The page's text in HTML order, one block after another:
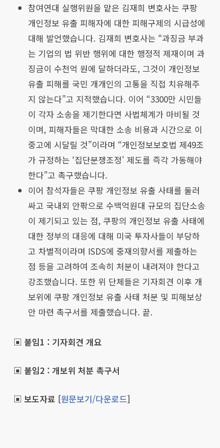
참여연대 실행위원을 맡은 김재희 변호사는 쿠팡
개인정보 유출 피해자에 대한 피해구제의 시급성에
대해 발언했습니다. 김재희 변호사는 “과징금 부과
는 기업의 법 위반 행위에 대한 행정적 제재이며 과
징금이 수천억 원에 달하더라도, 그것이 개인정보
유출 피해를 국민 개개인의 고통을 직접 치유해주
지 않는다”고 지적했습니다. 이어 “3300만 시민들
이 각자 소송을 제기한다면 사법체계가 마비될 것
이며, 피해자들은 막대한 소송 비용과 시간으로 이
중고에 시달릴 것”이라며 “개인정보보호법 제49조
가 규정하는 ‘집단분쟁조정’ 제도를 즉각 가동해야
한다”고 촉구했습니다.
이어 참석자들은 쿠팡 개인정보 유출 사태를 둘러
싸고 국내외 안팎으로 수백억원대 규모의 집단소송
이 제기되고 있는 점, 쿠팡의 개인정보 유출 사태에
대한 정부의 대응에 대해 미국 투자사들이 부당하
고 차별적이라며 ISDS에 중재의향서를 제출하는
점 등을 고려하여 조속히 처분이 내려져야 한다고
강조했습니다. 또한 위 단체들은 기자회견 이후 개
보위에 쿠팡 개인정보 유출 사태 처분 및 피해보상
안 마련 촉구서를 제출했습니다. 끝.
▣ 붙임1 : 기자회견 개요
▣ 붙임2 : 개보위 처분 촉구서
▣ 보도자료 [원문보기/다운로드]